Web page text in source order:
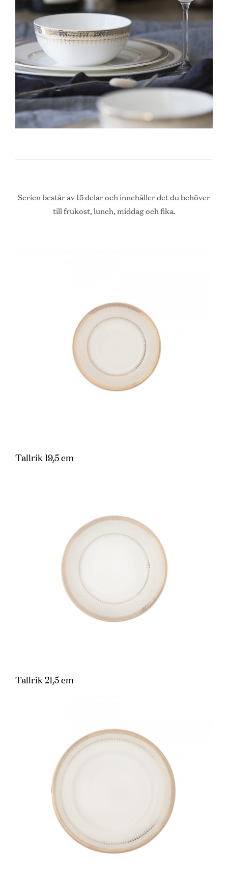
Serien består av 15 delar och innehåller det du behöver
till frukost, lunch, middag och fika.
Tallrik 19,5 cm
Tallrik 21,5 cm